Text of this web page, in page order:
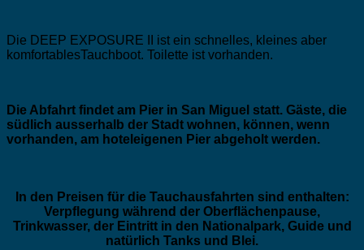
Die DEEP EXPOSURE II ist ein schnelles, kleines aber
komfortablesTauchboot. Toilette ist vorhanden.
Die Abfahrt findet am Pier in San Miguel statt. Gäste, die
südlich ausserhalb der Stadt wohnen, können, wenn
vorhanden, am hoteleigenen Pier abgeholt werden.
In den Preisen für die Tauchausfahrten sind enthalten:
Verpflegung während der Oberflächenpause,
Trinkwasser, der Eintritt in den Nationalpark, Guide und
natürlich Tanks und Blei.